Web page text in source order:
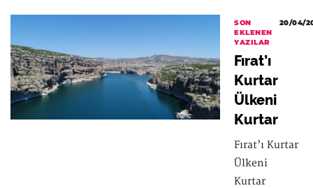
SON
EKLENEN
YAZILAR
20/04/
Fırat’ı
Kurtar
Ülkeni
Kurtar
Fırat’ı Kurtar
Ülkeni
Kurtar